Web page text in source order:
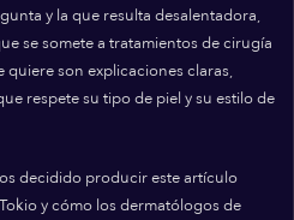
y la que resulta desalentadora,
se somete a tratamientos de cirugía
son explicaciones claras,
respete su tipo de piel y su estilo de
decidido producir este artículo
y cómo los dermatólogos de